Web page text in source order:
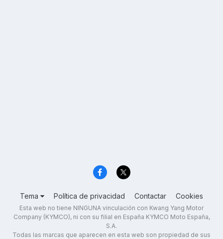
Tema Política de privacidad Contactar Cookies
Esta web no tiene NINGUNA vinculación con Kwang Yang Motor
Company (KYMCO), ni con su filial en España KYMCO Moto España,
S.A.
Todas las marcas que aparecen en esta web son propiedad de sus